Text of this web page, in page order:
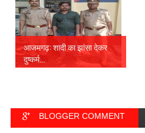
आजमगढ़: शादी का झांसा देकर
दुष्कर्म...
BLOGGER COMMENT